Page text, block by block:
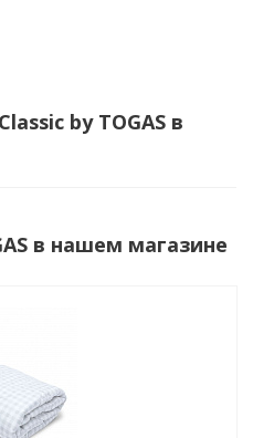
by TOGAS в
в нашем магазине